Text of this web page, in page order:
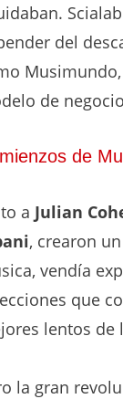
del
de
de
a Julian
, crearon
vendía
que
lentos de
la gran